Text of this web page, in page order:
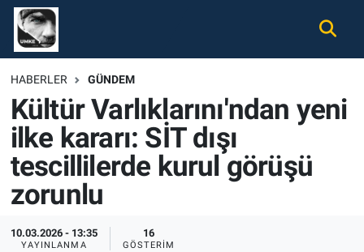
HABERLER GÜNDEM
Kültür Varlıklarını'ndan yeni
ilke kararı: SİT dışı
tescillilerde kurul görüşü
zorunlu
10.03.2026 - 13:35
YAYINLANMA
16
GÖSTERIM
Gündem
Ekonomi
Spor
Magazin
Tüm Haberler
Nöbetçi Eczaneler
Hava Durumu
Namaz Vakitleri
Trafik Durumu
Süper Lig Puan Durumu ve Fikstür